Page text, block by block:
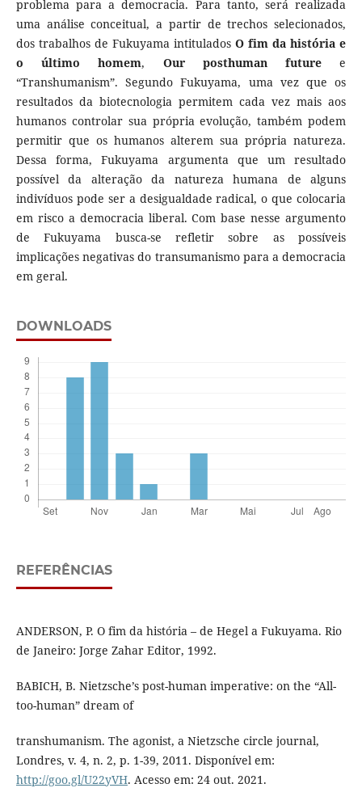
problema para a democracia. Para tanto, será realizada
uma análise conceitual, a partir de trechos selecionados,
dos trabalhos de Fukuyama intituladosO fim da história e
o último homem, Our posthuman futuree
“Transhumanism”. Segundo Fukuyama, uma vez que os
resultados da biotecnologia permitem cada vez mais aos
humanos controlar sua própria evolução, também podem
permitir que os humanos alterem sua própria natureza.
Dessa forma, Fukuyama argumenta que um resultado
possível da alteração da natureza humana de alguns
indivíduos pode ser a desigualdade radical, o que colocaria
em risco a democracia liberal. Com base nesse argumento
de Fukuyama busca-se refletir sobre as possíveis
implicações negativas do transumanismo para a democracia
em geral.
DOWNLOADS
REFERÊNCIAS
ANDERSON, P. O fim da história – de Hegel a Fukuyama. Rio
de Janeiro: Jorge Zahar Editor, 1992.
BABICH, B. Nietzsche’s post-human imperative: on the “All-
too-human” dream of
transhumanism. The agonist, a Nietzsche circle journal,
Londres, v. 4, n. 2, p. 1-39, 2011. Disponível em:
http://goo.gl/U22yVH. Acesso em: 24 out. 2021.